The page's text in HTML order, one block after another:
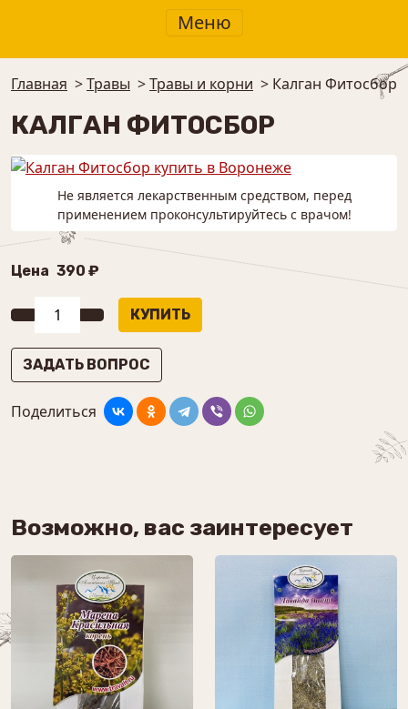
Меню
Главная >Травы >Травы и корни > Калган Фитосбор
КАЛГАН ФИТОСБОР
Не является лекарственным средством, перед
применением проконсультируйтесь с врачом!
Цена 390 ₽
ЗАДАТЬ ВОПРОС
Поделиться
Возможно, вас заинтересует